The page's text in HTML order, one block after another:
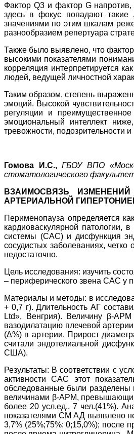
Фактор Q3 и фактор G
здесь в фокус попадают такие
значениями по этим шкалам
разнообразием репертуара
Также было выявлено, что
высокими показателями
корреляция интерпретируется
людей, ведущей личностной
Таким образом, степень
эмоций. Высокой
регуляции и
эмоциональный интеллект
тревожности, подозрительности
Гомова И.С., ГБОУ ВПО
стоматологического
ВЗАИМОСВЯЗЬ
АРТЕРИАЛЬНОЙ
Перименопауза определяется
кардиоваскулярной патологии,
системы (САС) и дисфункция
сосудистых заболеваниях,
недостаточно.
Цель исследования: изучить
– периферического звена САС у
Материалы и методы: в
+ 0,7 г). Длительность АГ
Ltd», Венгрия). Величину β-
вазодилатацию плечевой
(Δ%) в артерии. Прирост
считали эндотелиальной
США).
Результаты: В соответствии с
активности САС этот
обследованные были разделены
величинами β-АРМ,
более 20 усл.ед., 7 чел.(41%).
показателями СМ АД выявлено
3,7% (25%;75%: 0;15,0%); после